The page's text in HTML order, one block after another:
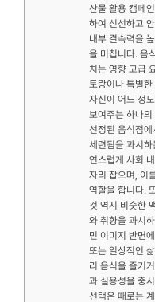
산물 활용 캠페
하여 신선하고
내부 결속력을
을 미칩니다. 음
치는 영향 고급
토랑이나 특별
자신이 어느 정
보여주는 하나
선정된 음식점
세련됨을 과시
연스럽게 사회
자리 잡으며, 이
역할을 합니다.
것 역시 비슷한
와 취향을 과시
민 이미지 반면
또는 일상적인
리 음식을 즐기
과 실용성을 중
선택은 때로는